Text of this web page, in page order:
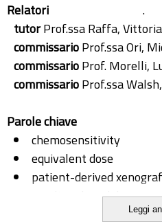
Relatori
.
tutorProf.ssa Raffa, Vittoria
commissarioProf.ssa Ori,
commissarioProf. Morelli,
commissarioProf.ssa
Parole chiave
chemosensitivity
equivalent dose
patient-derived
preclinical model
translational research
Leggi